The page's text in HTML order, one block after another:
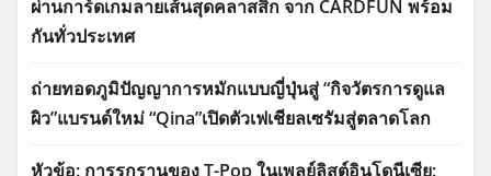
ผ่านการ์ดเกมลายเส้นสุดคลาสสิก จาก CARDFUN พร้อม
กันทั่วประเทศ
ถ่ายทอดภูมิปัญญาการหมักแบบญี่ปุ่นสู่ “กิจวัตรการดูแล
ผิว”แบรนด์ใหม่ “Qina”เปิดตัวเฟเชียลเซรัมสู่ตลาดโลก
หัวข้อ: การรุกรานของ T-Pop ในเพลย์ลิสต์อินโดนีเซีย: